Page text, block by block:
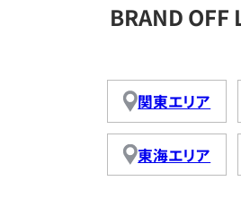
BRAND
関東エリア
東海エリア